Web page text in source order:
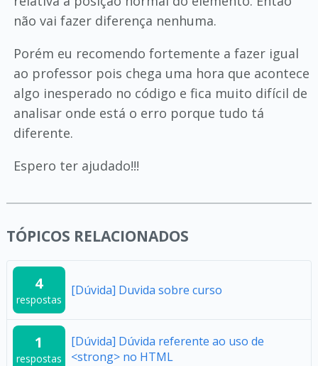
não vai fazer diferença nenhuma.
Porém eu recomendo fortemente a fazer igual
ao professor pois chega uma hora que acontece
algo inesperado no código e fica muito difícil de
analisar onde está o erro porque tudo tá
diferente.
Espero ter ajudado!!!
TÓPICOS RELACIONADOS
4
respostas
[Dúvida] Duvida sobre curso
1
respostas
[Dúvida] Dúvida referente ao uso de
<strong> no HTML